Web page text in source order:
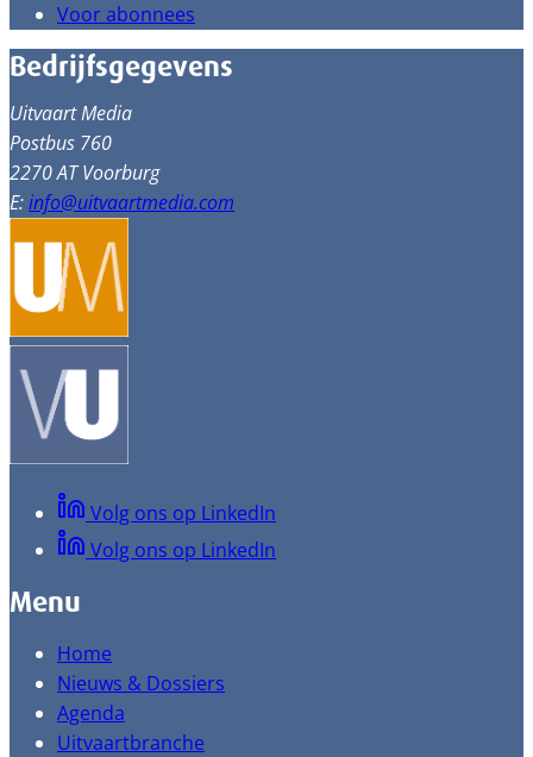
Voor abonnees
Bedrijfsgegevens
Uitvaart Media
Postbus 760
2270 AT Voorburg
E:info@uitvaartmedia.com
Volg ons op LinkedIn
Volg ons op LinkedIn
Menu
Home
Nieuws & Dossiers
Agenda
Uitvaartbranche